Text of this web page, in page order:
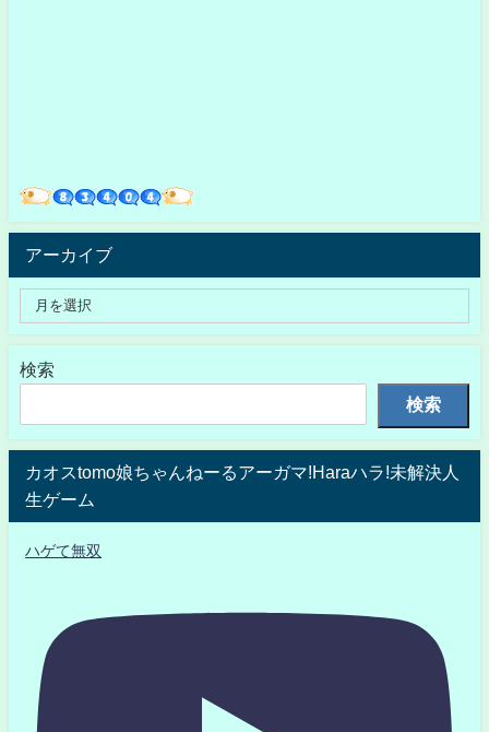
アーカイブ
検索
検索
カオスtomo娘ちゃんねーるアーガマ!Haraハラ!未解決人
生ゲーム
ハゲて無双